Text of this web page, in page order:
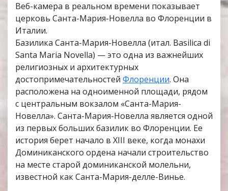
Веб-камера в реальном времени показывает
церковь Санта-Мария-Новелла во Флоренции в
Италии.
Базилика Санта-Мария-Новелла (итал. Basilica di
Santa Maria Novella) — это одна из важнейших
религиозных и архитектурных
достопримечательностей Флоренции. Она
расположена на одноименной площади, рядом
с центральным вокзалом «Санта-Мария-
Новелла». Санта-Мария-Новелла является одной
из первых больших базилик во Флоренции. Ее
история берет начало в XIII веке, когда монахи
Доминиканского ордена начали строительство
на месте старой доминиканской молельни,
известной как Санта-Мария-делле-Винье.